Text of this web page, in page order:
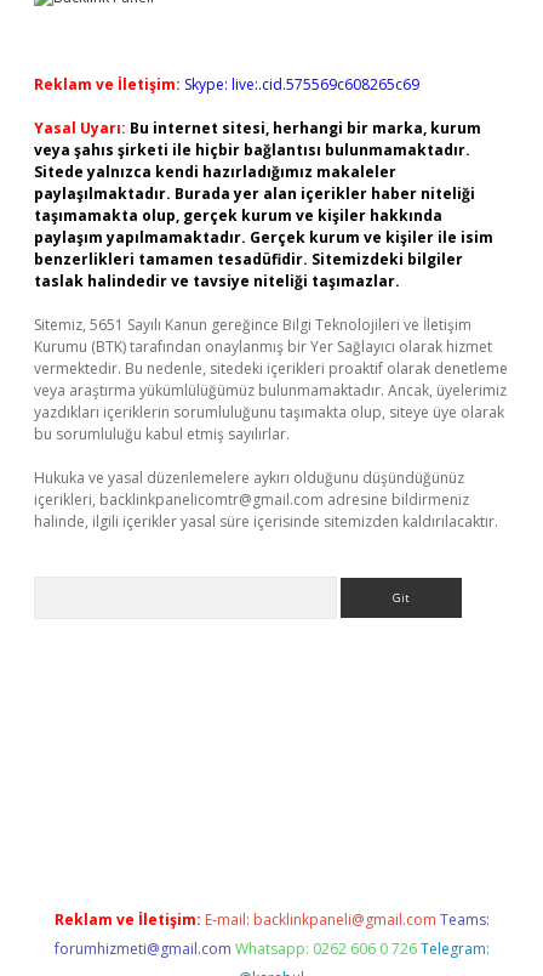
Reklam ve İletişim: Skype: live:.cid.575569c608265c69
Yasal Uyarı: Bu internet sitesi, herhangi bir marka, kurum
veya şahıs şirketi ile hiçbir bağlantısı bulunmamaktadır.
Sitede yalnızca kendi hazırladığımız makaleler
paylaşılmaktadır. Burada yer alan içerikler haber niteliği
taşımamakta olup, gerçek kurum ve kişiler hakkında
paylaşım yapılmamaktadır. Gerçek kurum ve kişiler ile isim
benzerlikleri tamamen tesadüfidir. Sitemizdeki bilgiler
taslak halindedir ve tavsiye niteliği taşımazlar.
Sitemiz, 5651 Sayılı Kanun gereğince Bilgi Teknolojileri ve İletişim
Kurumu (BTK) tarafından onaylanmış bir Yer Sağlayıcı olarak hizmet
vermektedir. Bu nedenle, sitedeki içerikleri proaktif olarak denetleme
veya araştırma yükümlülüğümüz bulunmamaktadır. Ancak, üyelerimiz
yazdıkları içeriklerin sorumluluğunu taşımakta olup, siteye üye olarak
bu sorumluluğu kabul etmiş sayılırlar.
Hukuka ve yasal düzenlemelere aykırı olduğunu düşündüğünüz
içerikleri, backlinkpanelicomtr@gmail.com adresine bildirmeniz
halinde, ilgili içerikler yasal süre içerisinde sitemizden kaldırılacaktır.
Reklam ve İletişim: E-mail: backlinkpaneli@gmail.com Teams:
forumhizmeti@gmail.com Whatsapp: 0262 606 0 726 Telegram: